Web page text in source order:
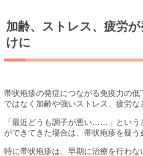
加齢、ストレス、疲労
けに
帯状疱疹の発症につながる免疫力の低
ではなく加齢や強いストレス、疲労な
「最近どうも調子が悪い……」という
ができてきた場合は、帯状疱疹を疑う
特に帯状疱疹は、早期に治療を行わな